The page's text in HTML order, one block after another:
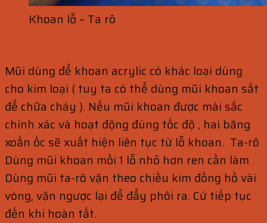
Khoan lỗ – Ta rô
Mũi dùng để khoan acrylic có khác loại dùng
cho kim loại ( tuy ta có thể dùng mũi khoan sắt
để chữa cháy ). Nếu mũi khoan được mài sắc
chính xác và hoạt động đúng tốc độ , hai băng
xoắn ốc sẽ xuất hiện liên tục từ lỗ khoan. Ta-rô
Dùng mũi khoan mồi 1 lỗ nhỏ hơn ren cần làm .
Dùng mũi ta-rô vặn theo chiều kim đồng hồ vài
vòng, vặn ngược lại để đẩy phôi ra. Cứ tiếp tục
đến khi hoàn tất.